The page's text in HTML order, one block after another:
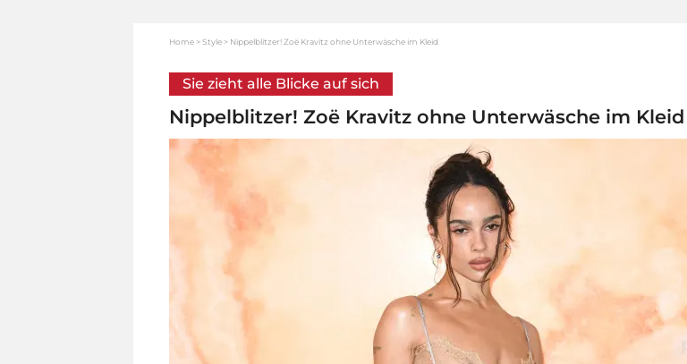
Home Style Nippelblitzer! Zoë Kravitz ohne Unterwäsche im Kleid
Sie zieht alle Blicke auf sich
Nippelblitzer! Zoë Kravitz ohne Unterwäsche im Kleid